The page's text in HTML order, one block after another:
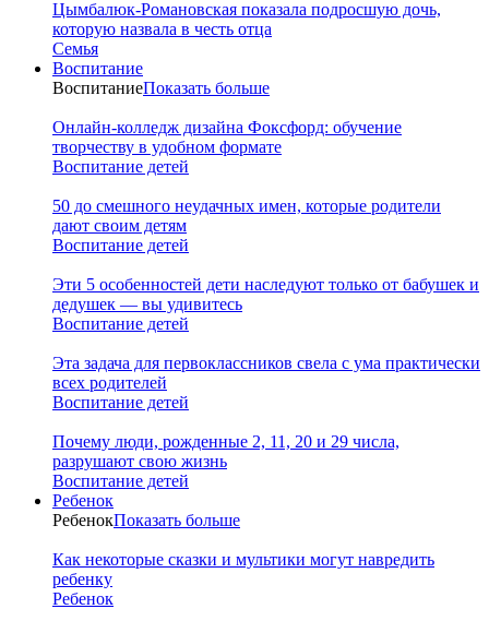
Цымбалюк-Романовская показала подросшую дочь,
которую назвала в честь отца
Семья
Воспитание
ВоспитаниеПоказать больше
Онлайн-колледж дизайна Фоксфорд: обучение
творчеству в удобном формате
Воспитание детей
50 до смешного неудачных имен, которые родители
дают своим детям
Воспитание детей
Эти 5 особенностей дети наследуют только от бабушек и
дедушек — вы удивитесь
Воспитание детей
Эта задача для первоклассников свела с ума практически
всех родителей
Воспитание детей
Почему люди, рожденные 2, 11, 20 и 29 числа,
разрушают свою жизнь
Воспитание детей
Ребенок
РебенокПоказать больше
Как некоторые сказки и мультики могут навредить
ребенку
Ребенок